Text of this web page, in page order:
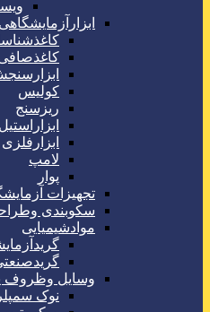
ابزارآزمایشگاهی
کولیس
ریزسنج
ابزاراستیل
ابزارفلزی
لامپ
پوار
تجهیزات
سکوبندی
موادشیمیایی
وسایل وظروف
نوک سمپلر